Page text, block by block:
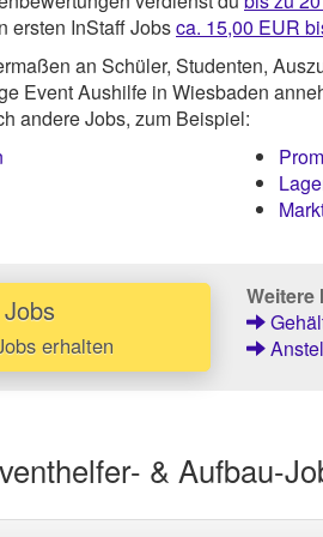
ersten InStaff Jobsca. 15,00 EUR
an Schüler, Studenten,
Event Aushilfe in Wiesbaden
andere Jobs, zum Beispiel:
erhalten
Weitere
& Aufbau-